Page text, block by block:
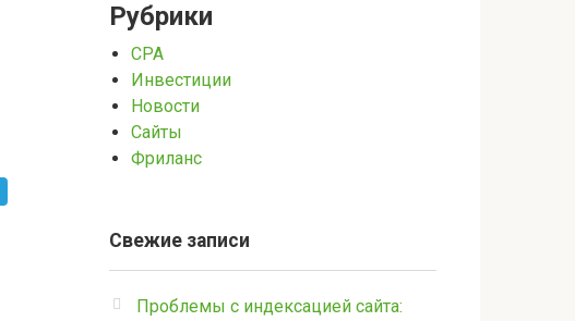
Рубрики
CPA
Инвестиции
Новости
Сайты
Фриланс
Свежие записи
Проблемы с индексацией сайта: